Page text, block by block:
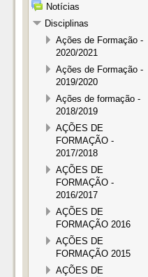
Notícias
Disciplinas
Ações de Formação -
2020/2021
Ações de Formação -
2019/2020
Ações de formação -
2018/2019
AÇÕES DE
FORMAÇÃO -
2017/2018
AÇÕES DE
FORMAÇÃO -
2016/2017
AÇÕES DE
FORMAÇÃO 2016
AÇÕES DE
FORMAÇÃO 2015
AÇÕES DE